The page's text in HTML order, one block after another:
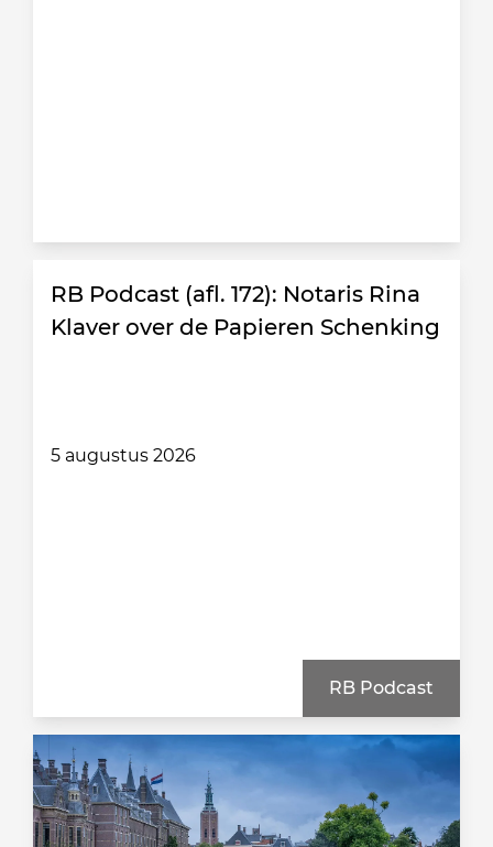
RB Podcast (afl. 172): Notaris Rina
Klaver over de Papieren Schenking
5 augustus 2026
RB Podcast